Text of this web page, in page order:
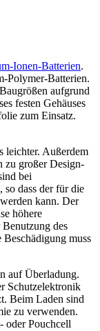
Ionen-Batterien.
Polymer-Batterien.
aufgrund
festen Gehäuses
zum Einsatz.
leichter. Außerdem
zu großer Design-
bei
so dass der für die
kann. Der
höhere
des
muss
auf Überladung.
Schutzelektronik
Beim Laden sind
zu verwenden.
oder Pouchcell